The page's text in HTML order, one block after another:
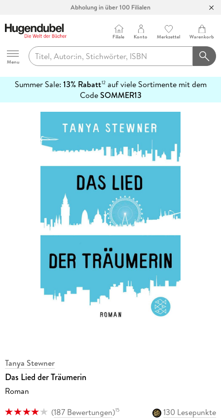
Abholung in über 100 Filialen
Hugendubel
Menu
Filiale Konto Merkzettel Warenkorb
Summer Sale: 13% Rabatt12auf viele Sortimente mit dem
CodeSOMMER13
erfahren
Tanya Stewner
Das Lied der Träumerin
Roman
(187 Bewertungen)15
130 Lesepunkte